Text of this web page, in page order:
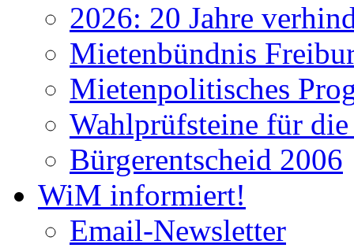
2026: 20 Jahre
Mietenbündnis
Mietenpolitisches
Wahlprüfsteine für
Bürgerentscheid 2006
WiM informiert!
Email-Newsletter